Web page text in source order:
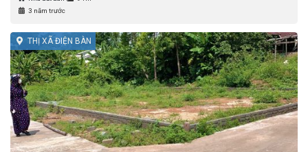
3 năm trước
THỊ XÃ ĐIỆN BÀN